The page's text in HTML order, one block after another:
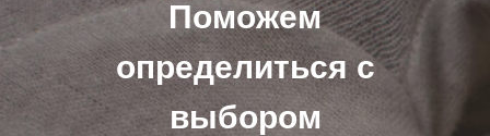
Поможем
определиться с
выбором